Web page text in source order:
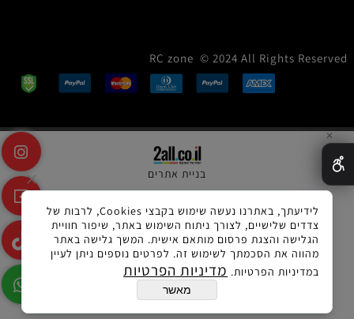
RC zone © 2024 All Rights Reserved
בניית אתרים
✕
לידיעתך, באתרנו נעשה שימוש בקבצי Cookies, לרבות של
צדדים שלישיים, לצורך ניתוח השימוש באתר, שיפור חוויית
הגלישה והצגת פרסום מותאם אישית. המשך גלישה באתר
מהווה את הסכמתך לשימוש זה. לפרטים נוספים ניתן לעיין
במדיניות הפרטיות. מדיניות הפרטיות
מאשר